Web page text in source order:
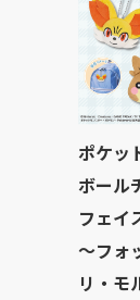
ポケッ
ボール
フェイ
～フォ
リ・モ